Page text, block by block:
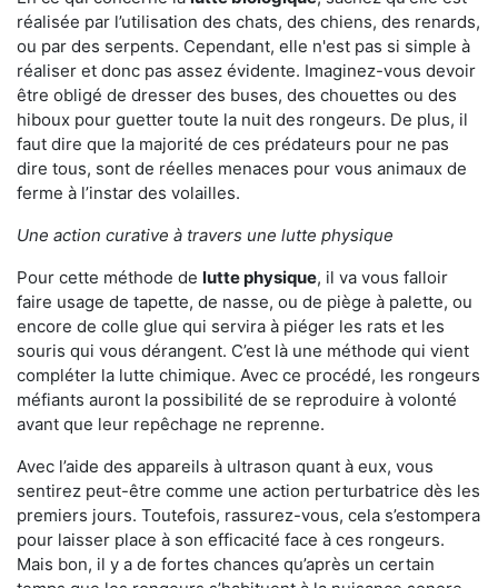
réalisée par l’utilisation des chats, des chiens, des renards,
ou par des serpents. Cependant, elle n'est pas si simple à
réaliser et donc pas assez évidente. Imaginez-vous devoir
être obligé de dresser des buses, des chouettes ou des
hiboux pour guetter toute la nuit des rongeurs. De plus, il
faut dire que la majorité de ces prédateurs pour ne pas
dire tous, sont de réelles menaces pour vous animaux de
ferme à l’instar des volailles.
Une action curative à travers une lutte physique
Pour cette méthode de lutte physique, il va vous falloir
faire usage de tapette, de nasse, ou de piège à palette, ou
encore de colle glue qui servira à piéger les rats et les
souris qui vous dérangent. C’est là une méthode qui vient
compléter la lutte chimique. Avec ce procédé, les rongeurs
méfiants auront la possibilité de se reproduire à volonté
avant que leur repêchage ne reprenne.
Avec l’aide des appareils à ultrason quant à eux, vous
sentirez peut-être comme une action perturbatrice dès les
premiers jours. Toutefois, rassurez-vous, cela s’estompera
pour laisser place à son efficacité face à ces rongeurs.
Mais bon, il y a de fortes chances qu’après un certain